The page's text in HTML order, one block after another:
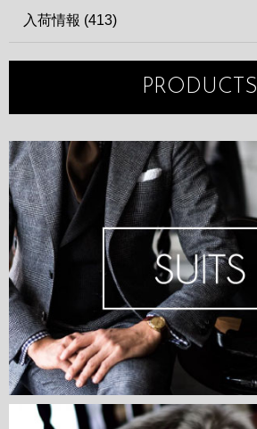
入荷情報 (413)
PRODUCTS